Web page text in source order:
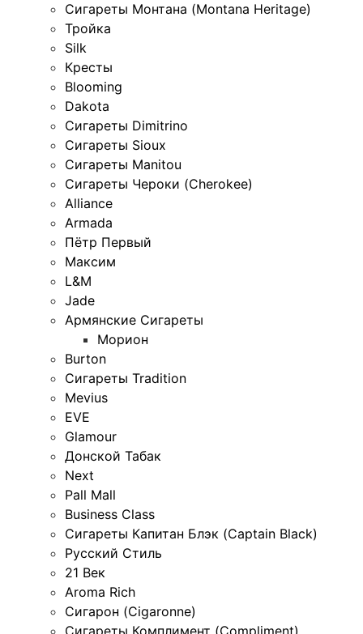
Сигареты Монтана (Montana Heritage)
Тройка
Silk
Кресты
Blooming
Dakota
Сигареты Dimitrino
Сигареты Sioux
Сигареты Manitou
Сигареты Чероки (Cherokee)
Alliance
Armada
Пётр Первый
Максим
L&M
Jade
Армянские Сигареты
Морион
Burton
Сигареты Tradition
Mevius
EVE
Glamour
Донской Табак
Next
Pall Mall
Business Class
Сигареты Капитан Блэк (Captain Black)
Русский Стиль
21 Век
Aroma Rich
Сигарон (Cigaronne)